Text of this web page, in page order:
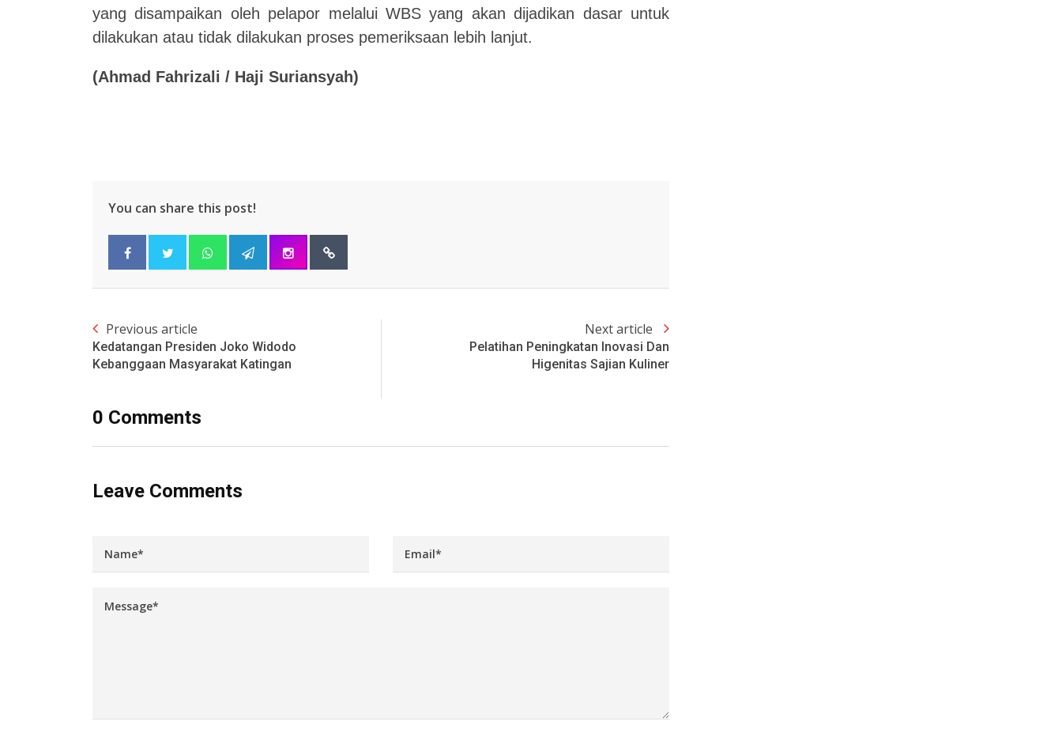
yang disampaikan oleh pelapor melalui WBS yang akan dijadikan dasar untuk
dilakukan atau tidak dilakukan proses pemeriksaan lebih lanjut.
(Ahmad Fahrizali / Haji Suriansyah)
You can share this post!
Previous article
Kedatangan Presiden Joko Widodo
Kebanggaan Masyarakat Katingan
Next article
Pelatihan Peningkatan Inovasi Dan
Higenitas Sajian Kuliner
0 Comments
Leave Comments